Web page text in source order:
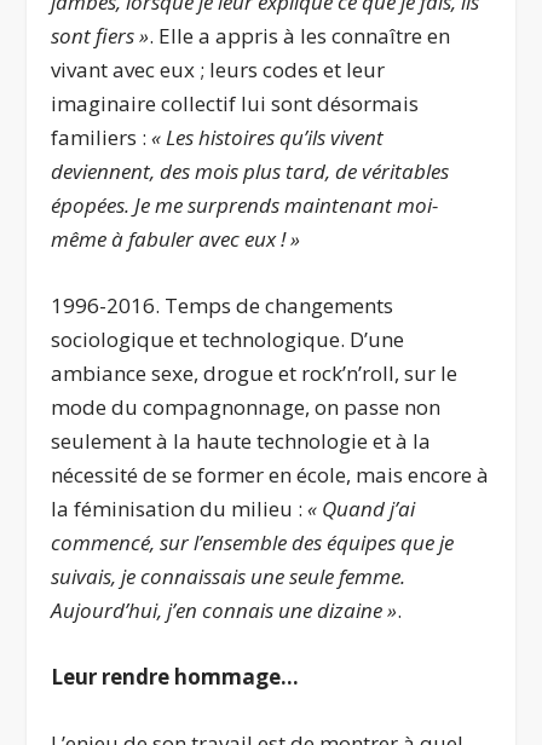
sont fiers ». Elle a appris à les connaître en
vivant avec eux ; leurs codes et leur
imaginaire collectif lui sont désormais
familiers :« Les histoires qu’ils vivent
deviennent, des mois plus tard, de véritables
épopées. Je me surprends maintenant moi-
même à fabuler avec eux ! »
1996-2016. Temps de changements
sociologique et technologique. D’une
ambiance sexe, drogue et rock’n’roll, sur le
mode du compagnonnage, on passe non
seulement à la haute technologie et à la
nécessité de se former en école, mais encore à
la féminisation du milieu :« Quand j’ai
commencé, sur l’ensemble des équipes que je
suivais, je connaissais une seule femme.
Aujourd’hui, j’en connais une dizaine ».
Leur rendre hommage…